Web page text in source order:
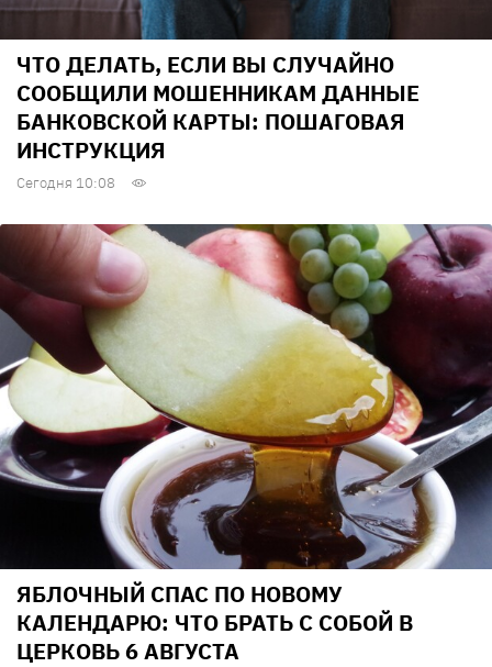
ЧТО ДЕЛАТЬ, ЕСЛИ ВЫ СЛУЧАЙНО
СООБЩИЛИ МОШЕННИКАМ ДАННЫЕ
БАНКОВСКОЙ КАРТЫ: ПОШАГОВАЯ
ИНСТРУКЦИЯ
Сегодня 10:08
ЯБЛОЧНЫЙ СПАС ПО НОВОМУ
КАЛЕНДАРЮ: ЧТО БРАТЬ С СОБОЙ В
ЦЕРКОВЬ 6 АВГУСТА